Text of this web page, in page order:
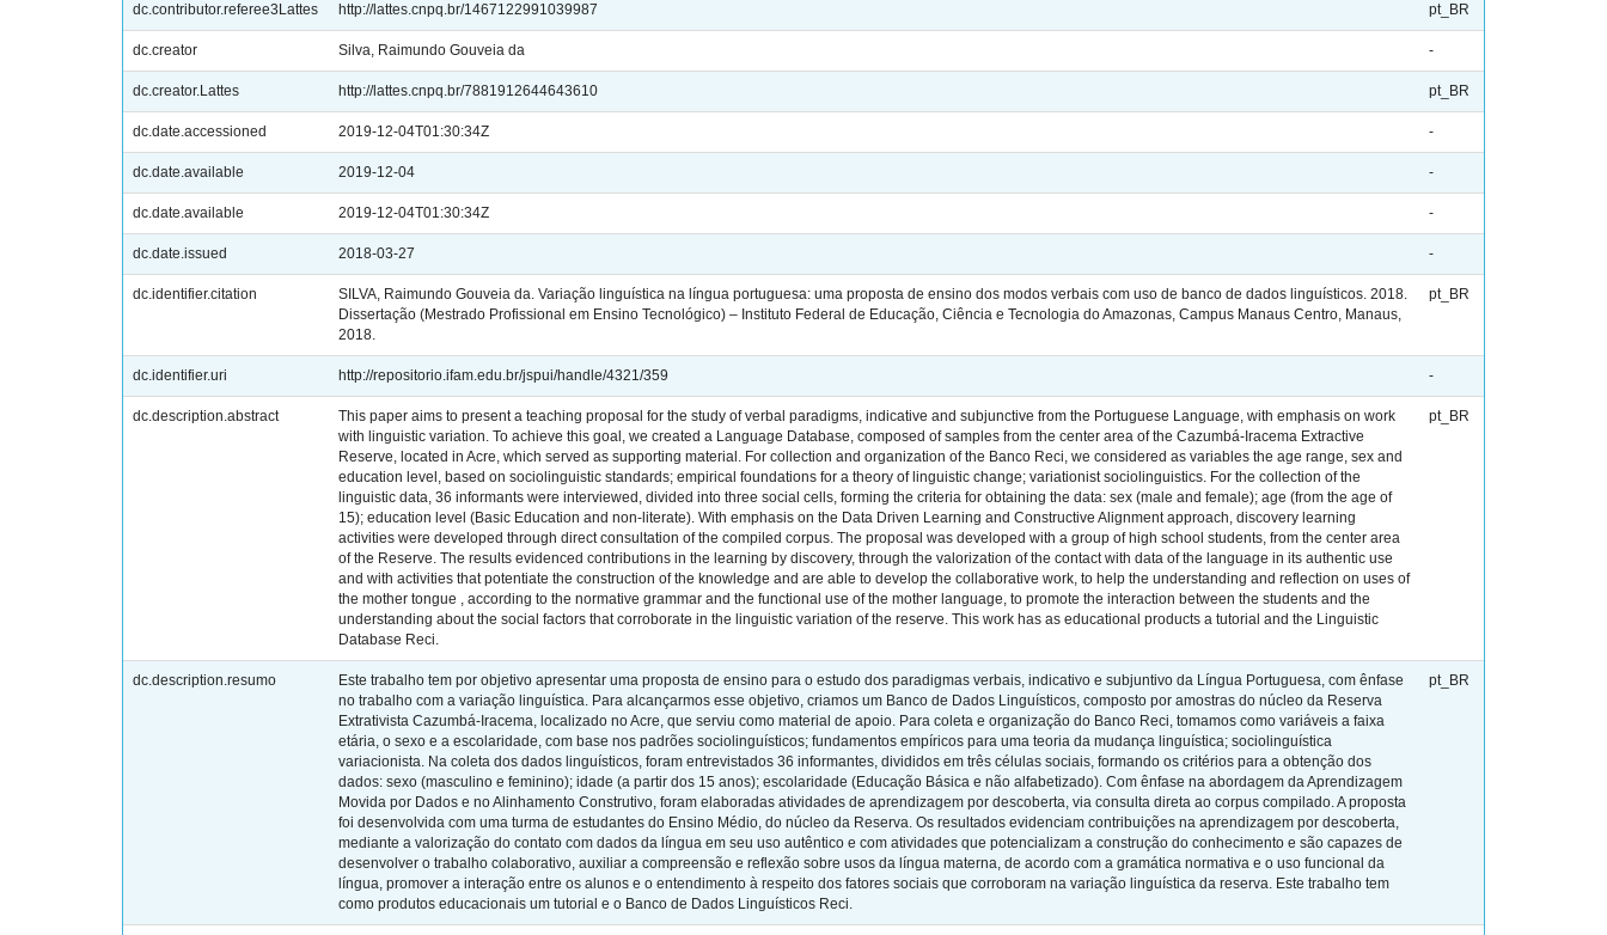
dc.contributor.referee3Lattes http://lattes.cnpq.br/1467122991039987 pt_BR
dc.creator Silva, Raimundo Gouveia da -
dc.creator.Lattes http://lattes.cnpq.br/7881912644643610 pt_BR
dc.date.accessioned 2019-12-04T01:30:34Z -
dc.date.available 2019-12-04 -
dc.date.available 2019-12-04T01:30:34Z -
dc.date.issued 2018-03-27 -
dc.identifier.citation
SILVA, Raimundo Gouveia da. Variação linguística na língua portuguesa: uma proposta de ensino dos modos verbais com uso de banco de dados linguísticos. 2018.
Dissertação (Mestrado Profissional em Ensino Tecnológico) – Instituto Federal de Educação, Ciência e Tecnologia do Amazonas, Campus Manaus Centro, Manaus,
2018.
pt_BR
dc.identifier.uri http://repositorio.ifam.edu.br/jspui/handle/4321/359 -
dc.description.abstract
This paper aims to present a teaching proposal for the study of verbal paradigms, indicative and subjunctive from the Portuguese Language, with emphasis on work
with linguistic variation. To achieve this goal, we created a Language Database, composed of samples from the center area of the Cazumbá-Iracema Extractive
Reserve, located in Acre, which served as supporting material. For collection and organization of the Banco Reci, we considered as variables the age range, sex and
education level, based on sociolinguistic standards; empirical foundations for a theory of linguistic change; variationist sociolinguistics. For the collection of the
linguistic data, 36 informants were interviewed, divided into three social cells, forming the criteria for obtaining the data: sex (male and female); age (from the age of
15); education level (Basic Education and non-literate). With emphasis on the Data Driven Learning and Constructive Alignment approach, discovery learning
activities were developed through direct consultation of the compiled corpus. The proposal was developed with a group of high school students, from the center area
of the Reserve. The results evidenced contributions in the learning by discovery, through the valorization of the contact with data of the language in its authentic use
and with activities that potentiate the construction of the knowledge and are able to develop the collaborative work, to help the understanding and reflection on uses of
the mother tongue , according to the normative grammar and the functional use of the mother language, to promote the interaction between the students and the
understanding about the social factors that corroborate in the linguistic variation of the reserve. This work has as educational products a tutorial and the Linguistic
Database Reci.
pt_BR
dc.description.resumo
Este trabalho tem por objetivo apresentar uma proposta de ensino para o estudo dos paradigmas verbais, indicativo e subjuntivo da Língua Portuguesa, com ênfase
no trabalho com a variação linguística. Para alcançarmos esse objetivo, criamos um Banco de Dados Linguísticos, composto por amostras do núcleo da Reserva
Extrativista Cazumbá-Iracema, localizado no Acre, que serviu como material de apoio. Para coleta e organização do Banco Reci, tomamos como variáveis a faixa
etária, o sexo e a escolaridade, com base nos padrões sociolinguísticos; fundamentos empíricos para uma teoria da mudança linguística; sociolinguística
variacionista. Na coleta dos dados linguísticos, foram entrevistados 36 informantes, divididos em três células sociais, formando os critérios para a obtenção dos
dados: sexo (masculino e feminino); idade (a partir dos 15 anos); escolaridade (Educação Básica e não alfabetizado). Com ênfase na abordagem da Aprendizagem
Movida por Dados e no Alinhamento Construtivo, foram elaboradas atividades de aprendizagem por descoberta, via consulta direta ao corpus compilado. A proposta
foi desenvolvida com uma turma de estudantes do Ensino Médio, do núcleo da Reserva. Os resultados evidenciam contribuições na aprendizagem por descoberta,
mediante a valorização do contato com dados da língua em seu uso autêntico e com atividades que potencializam a construção do conhecimento e são capazes de
desenvolver o trabalho colaborativo, auxiliar a compreensão e reflexão sobre usos da língua materna, de acordo com a gramática normativa e o uso funcional da
língua, promover a interação entre os alunos e o entendimento à respeito dos fatores sociais que corroboram na variação linguística da reserva. Este trabalho tem
como produtos educacionais um tutorial e o Banco de Dados Linguísticos Reci.
pt_BR